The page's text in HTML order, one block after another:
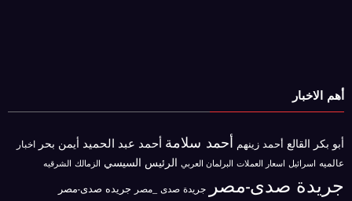
أهم الاخبار
أبو بكر القالع أحمد زينهم أحمد سلامة أحمد عبد الحميد أيمن بحر اخبار
عالميه اسرائيل اسعار العملات البرلمان العربي الرئيس السيسي الزمالك الشرقيه
جريدة صدى-مصر جريدة صدى _مصر جريده صدى-مصر